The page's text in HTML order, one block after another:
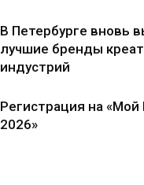
В Петербурге вновь
лучшие бренды
индустрий
Регистрация на
2026»